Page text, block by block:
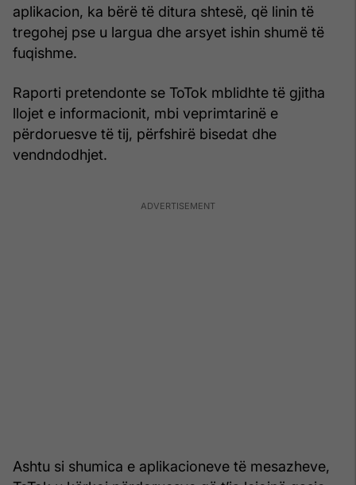
aplikacion, ka bërë të ditura shtesë, që linin të
tregohej pse u largua dhe arsyet ishin shumë të
fuqishme.
Raporti pretendonte se ToTok mblidhte të gjitha
llojet e informacionit, mbi veprimtarinë e
përdoruesve të tij, përfshirë bisedat dhe
vendndodhjet.
Ashtu si shumica e aplikacioneve të mesazheve,